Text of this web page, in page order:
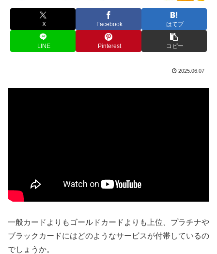
X Facebook はてブ
LINE Pinterest コピー
2025.06.07
一般カードよりもゴールドカードよりも上位、プラチナや
ブラックカードにはどのようなサービスが付帯しているの
でしょうか。